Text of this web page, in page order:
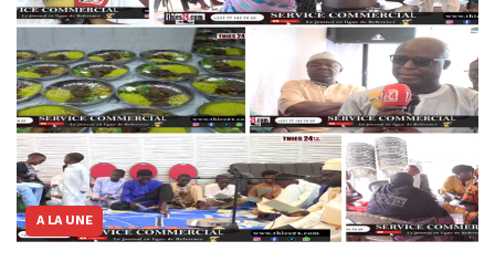
A LA UNE